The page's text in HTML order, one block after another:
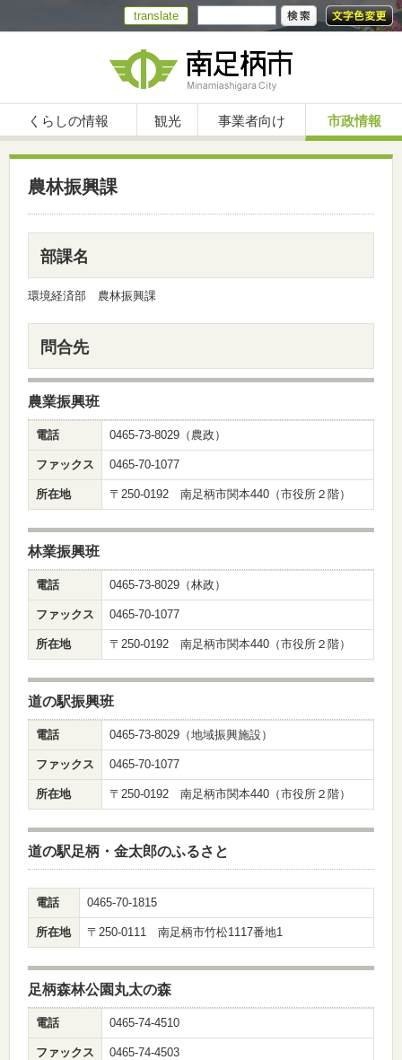
translate
くらしの情報 観光 事業者向け 市政情報
農林振興課
部課名
環境経済部 農林振興課
問合先
農業振興班
電話 0465-73-8029（農政）
ファックス 0465-70-1077
所在地 〒250-0192 南足柄市関本440（市役所２階）
林業振興班
電話 0465-73-8029（林政）
ファックス 0465-70-1077
所在地 〒250-0192 南足柄市関本440（市役所２階）
道の駅振興班
電話 0465-73-8029（地域振興施設）
ファックス 0465-70-1077
所在地 〒250-0192 南足柄市関本440（市役所２階）
道の駅足柄・金太郎のふるさと
電話 0465-70-1815
所在地 〒250-0111 南足柄市竹松1117番地1
足柄森林公園丸太の森
電話 0465-74-4510
ファックス 0465-74-4503